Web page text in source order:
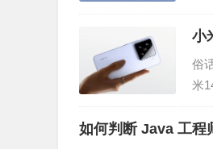
部
小
俗
米
不
如何判断 Java 工程